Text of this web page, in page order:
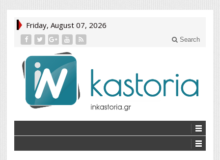
Friday, August 07, 2026
Search